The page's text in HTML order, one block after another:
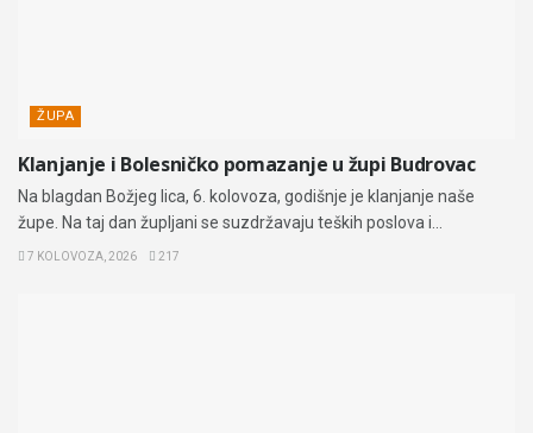
ŽUPA
Klanjanje i Bolesničko pomazanje u župi Budrovac
Na blagdan Božjeg lica, 6. kolovoza, godišnje je klanjanje naše
župe. Na taj dan župljani se suzdržavaju teških poslova i...
7 KOLOVOZA, 2026 217